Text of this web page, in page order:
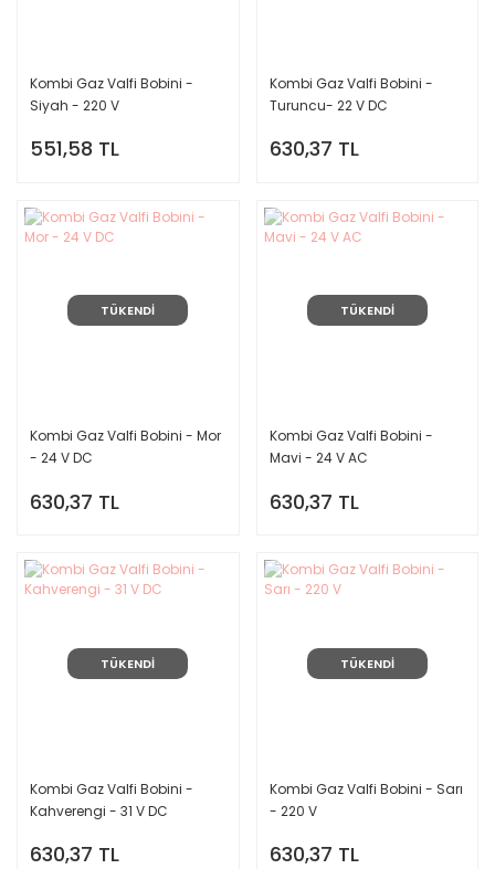
Kombi Gaz Valfi Bobini -
Siyah - 220 V
551,58 TL
Kombi Gaz Valfi Bobini -
Turuncu- 22 V DC
630,37 TL
TÜKENDİ
Kombi Gaz Valfi Bobini - Mor
- 24 V DC
630,37 TL
TÜKENDİ
Kombi Gaz Valfi Bobini -
Mavi - 24 V AC
630,37 TL
TÜKENDİ
Kombi Gaz Valfi Bobini -
Kahverengi - 31 V DC
630,37 TL
TÜKENDİ
Kombi Gaz Valfi Bobini - Sarı
- 220 V
630,37 TL